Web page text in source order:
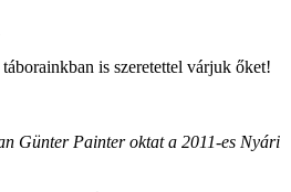
is szeretettel várjuk őket!
Günter Painter oktat a 2011-es Nyári